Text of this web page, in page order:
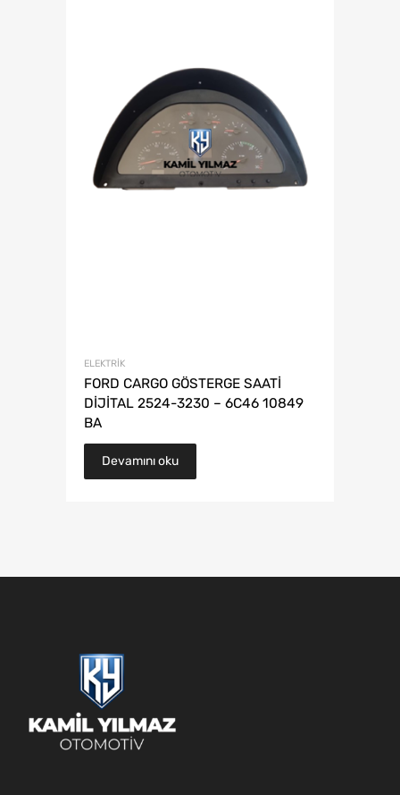
ELEKTRIK
FORD CARGO GÖSTERGE SAATİ
DİJİTAL 2524-3230 – 6C46 10849
BA
Devamını oku